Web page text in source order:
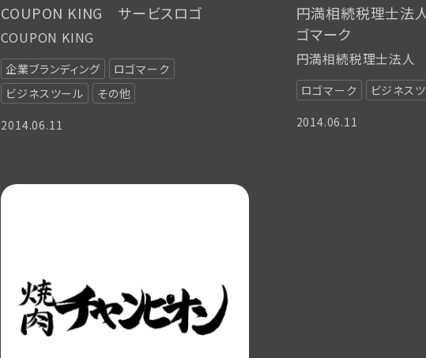
COUPON KING サービスロゴ
COUPON KING
企業ブランディング
ロゴマーク
ビジネスツール
その他
2014.06.11
円満相続税理士法
ゴマーク
円満相続税理士法人
ロゴマーク
ビジネス
2014.06.11